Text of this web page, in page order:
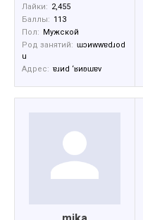
Лайки: 2,455
Баллы: 113
Пол:
Мужской
Род занятий: ɯɔиwwɐdɹоd
u
Адрес: ɐɹиd ‘ʁиʚɯɐv